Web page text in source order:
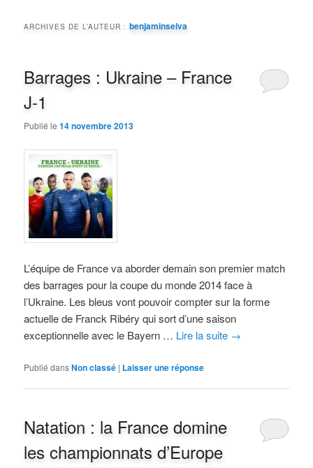
ARCHIVES DE L’AUTEUR : benjaminselva
Barrages : Ukraine – France
J-1
Publié le14 novembre 2013
L’équipe de France va aborder demain son premier match
des barrages pour la coupe du monde 2014 face à
l’Ukraine. Les bleus vont pouvoir compter sur la forme
actuelle de Franck Ribéry qui sort d’une saison
exceptionnelle avec le Bayern … Lire la suite →
Publié dansNon classé | Laisser une réponse
Natation : la France domine
les championnats d’Europe